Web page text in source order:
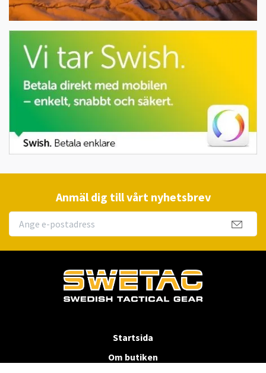
Anmäl dig till vårt nyhetsbrev
Startsida
Om butiken